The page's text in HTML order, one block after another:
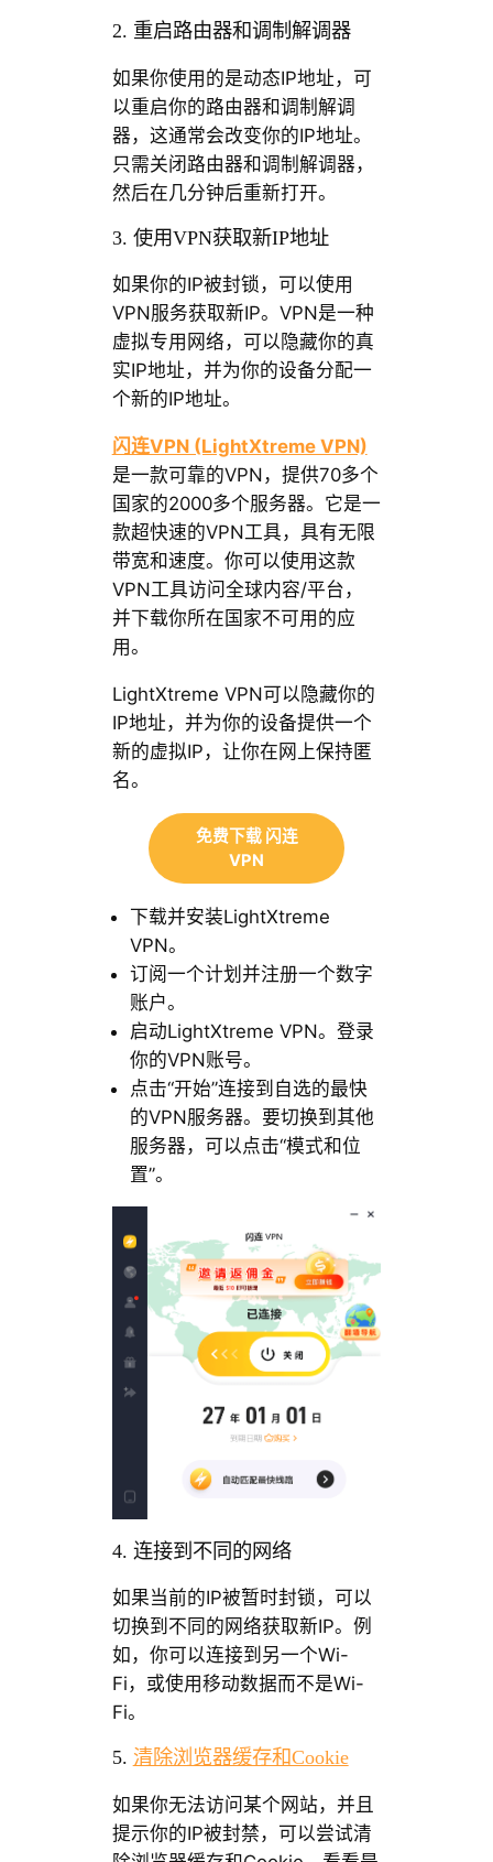
2. 重启路由器和调制解调器
如果你使用的是动态IP地址，可
以重启你的路由器和调制解调
器，这通常会改变你的IP地址。
只需关闭路由器和调制解调器，
然后在几分钟后重新打开。
3. 使用VPN获取新IP地址
如果你的IP被封锁，可以使用
VPN服务获取新IP。VPN是一种
虚拟专用网络，可以隐藏你的真
实IP地址，并为你的设备分配一
个新的IP地址。
闪连VPN (LightXtreme VPN)
是一款可靠的VPN，提供70多个
国家的2000多个服务器。它是一
款超快速的VPN工具，具有无限
带宽和速度。你可以使用这款
VPN工具访问全球内容/平台，
并下载你所在国家不可用的应
用。
LightXtreme VPN可以隐藏你的
IP地址，并为你的设备提供一个
新的虚拟IP，让你在网上保持匿
名。
免费下载 闪连
VPN
下载并安装LightXtreme
VPN。
订阅一个计划并注册一个数字
账户。
启动LightXtreme VPN。登录
你的VPN账号。
点击“开始”连接到自选的最快
的VPN服务器。要切换到其他
服务器，可以点击“模式和位
置”。
4. 连接到不同的网络
如果当前的IP被暂时封锁，可以
切换到不同的网络获取新IP。例
如，你可以连接到另一个Wi-
Fi，或使用移动数据而不是Wi-
Fi。
5. 清除浏览器缓存和Cookie
如果你无法访问某个网站，并且
提示你的IP被封禁，可以尝试清